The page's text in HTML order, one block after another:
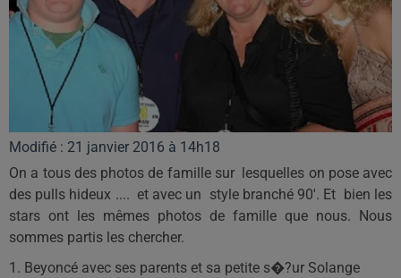
Modifié : 21 janvier 2016 à 14h18
On a tous des photos de famille sur lesquelles on pose avec
des pulls hideux .... et avec un style branché 90'. Et bien les
stars ont les mêmes photos de famille que nous. Nous
sommes partis les chercher.
1. Beyoncé avec ses parents et sa petite s�?ur Solange